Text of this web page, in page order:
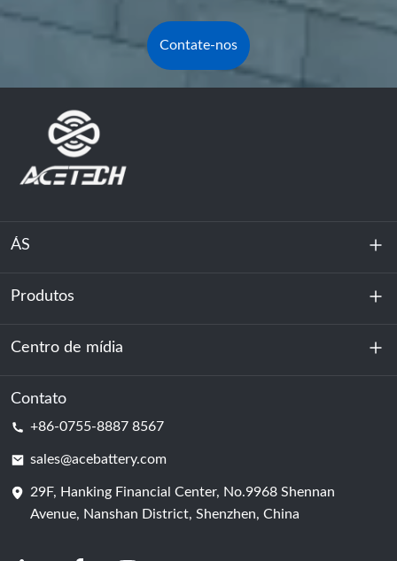
Contate-nos
ÁS
Sobre nós
Sustentabilidade
Produtos
Armazenamento de energia
Centro de dados e sala de servidores
Célula de bateria
Centro de mídia
Notícias
Contato
+86-0755-8887 8567
sales@acebattery.com
29F, Hanking Financial Center, No.9968 Shennan
Avenue, Nanshan District, Shenzhen, China